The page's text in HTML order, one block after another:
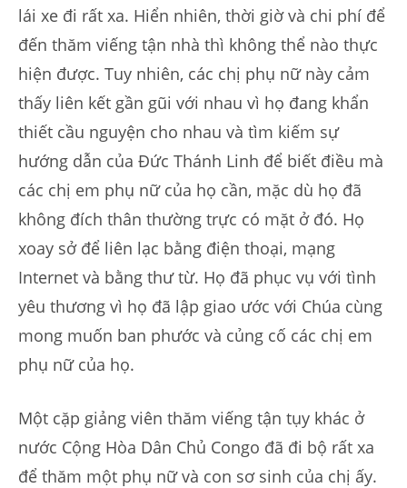
lái xe đi rất xa. Hiển nhiên, thời giờ và chi phí để
đến thăm viếng tận nhà thì không thể nào thực
hiện được. Tuy nhiên, các chị phụ nữ này cảm
thấy liên kết gần gũi với nhau vì họ đang khẩn
thiết cầu nguyện cho nhau và tìm kiếm sự
hướng dẫn của Đức Thánh Linh để biết điều mà
các chị em phụ nữ của họ cần, mặc dù họ đã
không đích thân thường trực có mặt ở đó. Họ
xoay sở để liên lạc bằng điện thoại, mạng
Internet và bằng thư từ. Họ đã phục vụ với tình
yêu thương vì họ đã lập giao ước với Chúa cùng
mong muốn ban phước và củng cố các chị em
phụ nữ của họ.
Một cặp giảng viên thăm viếng tận tụy khác ở
nước Cộng Hòa Dân Chủ Congo đã đi bộ rất xa
để thăm một phụ nữ và con sơ sinh của chị ấy.